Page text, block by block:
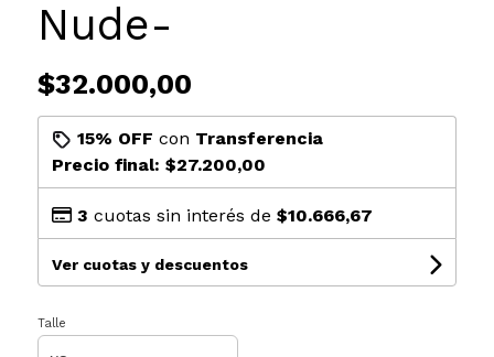
Nude-
$32.000,00
15% OFF con Transferencia
Precio final: $27.200,00
3 cuotas sin interés de $10.666,67
Ver cuotas y descuentos
Talle